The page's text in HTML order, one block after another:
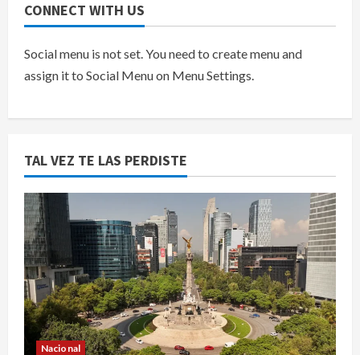
CONNECT WITH US
Social menu is not set. You need to create menu and
assign it to Social Menu on Menu Settings.
TAL VEZ TE LAS PERDISTE
Nacional